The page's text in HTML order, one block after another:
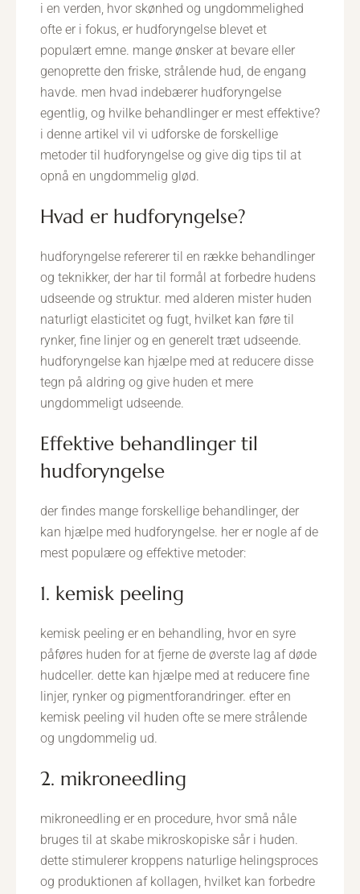
i en verden, hvor skønhed og ungdommelighed
ofte er i fokus, er hudforyngelse blevet et
populært emne. mange ønsker at bevare eller
genoprette den friske, strålende hud, de engang
havde. men hvad indebærer hudforyngelse
egentlig, og hvilke behandlinger er mest effektive?
i denne artikel vil vi udforske de forskellige
metoder til hudforyngelse og give dig tips til at
opnå en ungdommelig glød.
hvad er hudforyngelse?
hudforyngelse refererer til en række behandlinger
og teknikker, der har til formål at forbedre hudens
udseende og struktur. med alderen mister huden
naturligt elasticitet og fugt, hvilket kan føre til
rynker, fine linjer og en generelt træt udseende.
hudforyngelse kan hjælpe med at reducere disse
tegn på aldring og give huden et mere
ungdommeligt udseende.
effektive behandlinger til
hudforyngelse
der findes mange forskellige behandlinger, der
kan hjælpe med hudforyngelse. her er nogle af de
mest populære og effektive metoder:
1. kemisk peeling
kemisk peeling er en behandling, hvor en syre
påføres huden for at fjerne de øverste lag af døde
hudceller. dette kan hjælpe med at reducere fine
linjer, rynker og pigmentforandringer. efter en
kemisk peeling vil huden ofte se mere strålende
og ungdommelig ud.
2. mikroneedling
mikroneedling er en procedure, hvor små nåle
bruges til at skabe mikroskopiske sår i huden.
dette stimulerer kroppens naturlige helingsproces
og produktionen af kollagen, hvilket kan forbedre